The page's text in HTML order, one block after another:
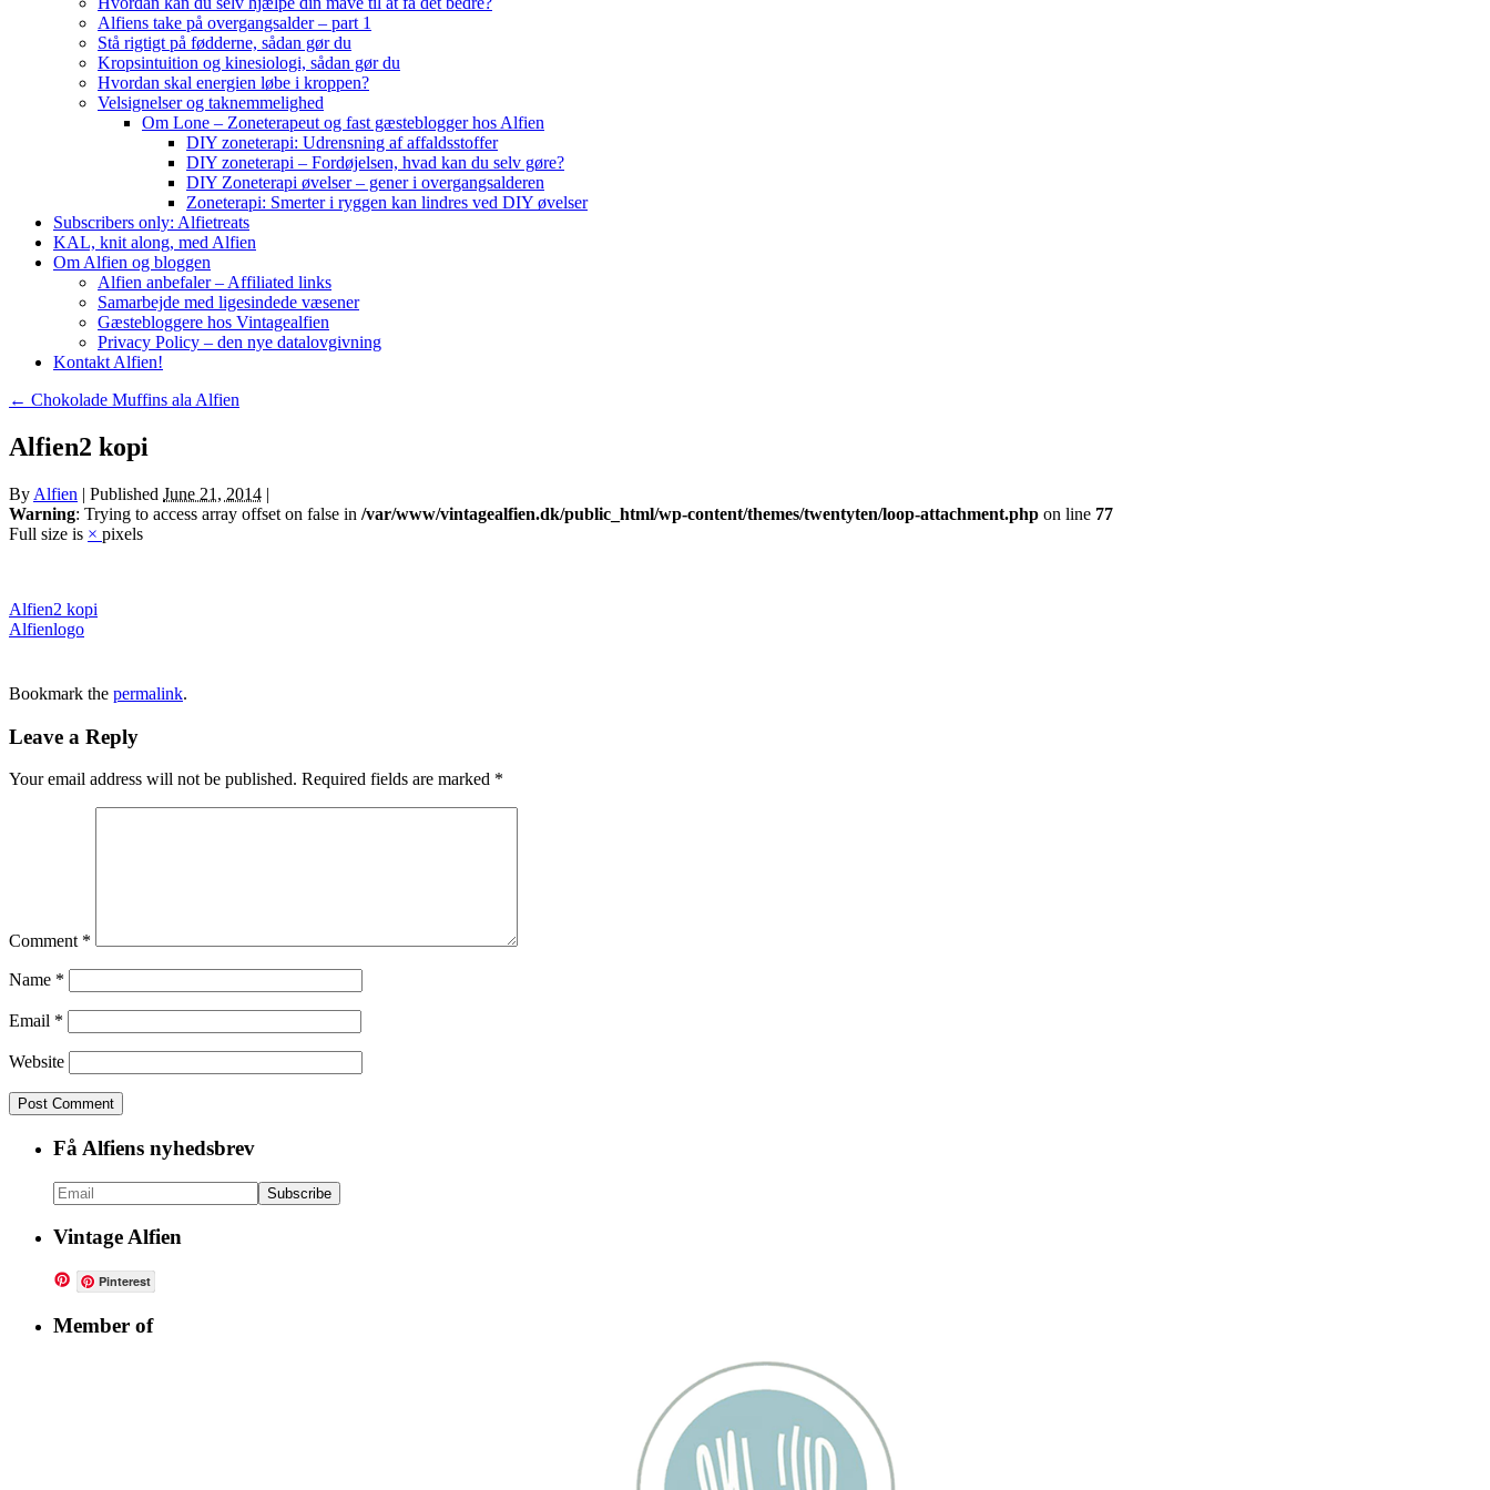
Alfiens take på overgangsalder – part 1
Stå rigtigt på fødderne, sådan gør du
Kropsintuition og kinesiologi, sådan gør du
Hvordan skal energien løbe i kroppen?
Velsignelser og taknemmelighed
Om Lone – Zoneterapeut og fast gæsteblogger hos Alfien
DIY zoneterapi: Udrensning af affaldsstoffer
DIY zoneterapi – Fordøjelsen, hvad kan du selv gøre?
DIY Zoneterapi øvelser – gener i overgangsalderen
Zoneterapi: Smerter i ryggen kan lindres ved DIY øvelser
Subscribers only: Alfietreats
KAL, knit along, med Alfien
Om Alfien og bloggen
Alfien anbefaler – Affiliated links
Samarbejde med ligesindede væsener
Gæstebloggere hos Vintagealfien
Privacy Policy – den nye datalovgivning
Kontakt Alfien!
← Chokolade Muffins ala Alfien
Alfien2 kopi
By Alfien | Published June 21, 2014 |
Warning: Trying to access array offset on false in /var/www/vintagealfien.dk/public_html/wp-content/themes/twentyten/loop-attachment.php on line 77
Full size is × pixels
Alfien2 kopi
Alfienlogo
Bookmark the permalink.
Leave a Reply
Your email address will not be published. Required fields are marked *
Comment *
Name *
Email *
Website
Få Alfiens nyhedsbrev
Vintage Alfien
Pinterest
Member of